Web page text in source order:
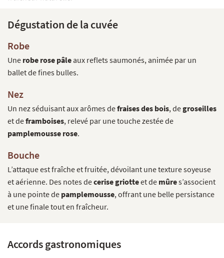
Dégustation de la cuvée
Robe
Une robe rose pâleaux reflets saumonés, animée par un
ballet de fines bulles.
Nez
Un nez séduisant aux arômes defraises des bois, degroseilles
et deframboises, relevé par une touche zestée de
pamplemousse rose.
Bouche
L’attaque est fraîche et fruitée, dévoilant une texture soyeuse
et aérienne. Des notes decerise griotteet de mûres’associent
à une pointe de pamplemousse, offrant une belle persistance
et une finale tout en fraîcheur.
Accords gastronomiques